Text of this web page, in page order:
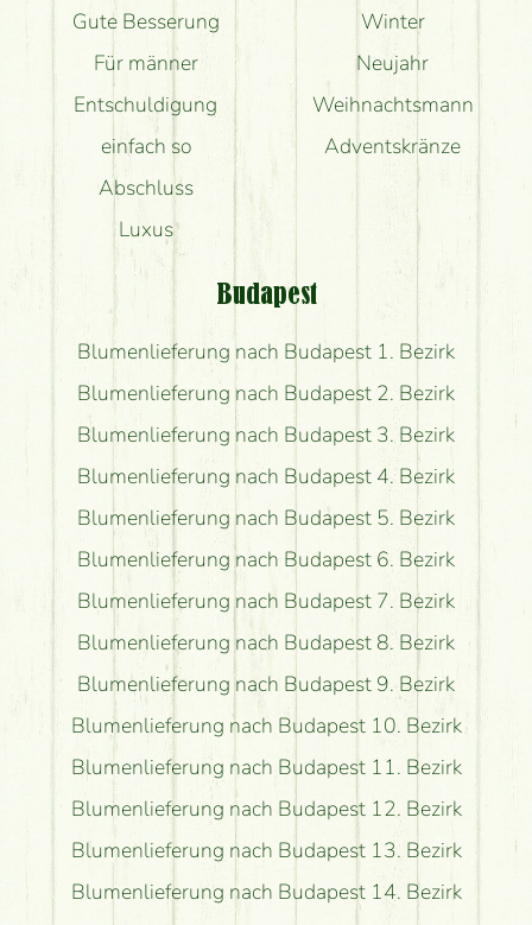
Gute Besserung
Für männer
Entschuldigung
einfach so
Abschluss
Luxus
Winter
Neujahr
Weihnachtsmann
Adventskränze
Budapest
Blumenlieferung nach Budapest 1. Bezirk
Blumenlieferung nach Budapest 2. Bezirk
Blumenlieferung nach Budapest 3. Bezirk
Blumenlieferung nach Budapest 4. Bezirk
Blumenlieferung nach Budapest 5. Bezirk
Blumenlieferung nach Budapest 6. Bezirk
Blumenlieferung nach Budapest 7. Bezirk
Blumenlieferung nach Budapest 8. Bezirk
Blumenlieferung nach Budapest 9. Bezirk
Blumenlieferung nach Budapest 10. Bezirk
Blumenlieferung nach Budapest 11. Bezirk
Blumenlieferung nach Budapest 12. Bezirk
Blumenlieferung nach Budapest 13. Bezirk
Blumenlieferung nach Budapest 14. Bezirk